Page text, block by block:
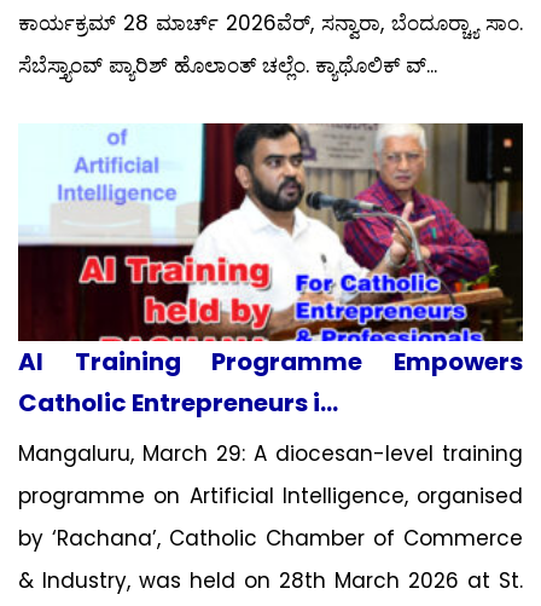
ಕಾರ್ಯಕ್ರಮ್ 28 ಮಾರ್ಚ್ 2026ವೆರ್, ಸನ್ವಾರಾ, ಬೆಂದೂರ್‍ಚ್ಯಾ ಸಾಂ.
ಸೆಬೆಸ್ತ್ಯಾಂವ್ ಪ್ಯಾರಿಶ್ ಹೊಲಾಂತ್ ಚಲ್ಲೆಂ. ಕ್ಯಾಥೊಲಿಕ್ ವ್...
AI Training Programme Empowers
Catholic Entrepreneurs i...
Mangaluru, March 29: A diocesan-level training
programme on Artificial Intelligence, organised
by ‘Rachana’, Catholic Chamber of Commerce
& Industry, was held on 28th March 2026 at St.